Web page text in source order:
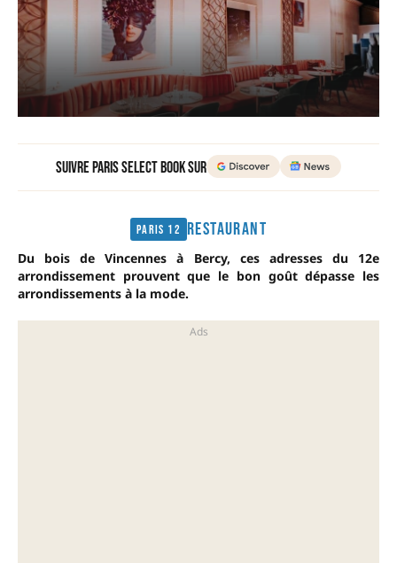
Suivre Paris Select Book sur
Paris 12 RESTAURANT
Du bois de Vincennes à Bercy, ces adresses du 12e
arrondissement prouvent que le bon goût dépasse les
arrondissements à la mode.